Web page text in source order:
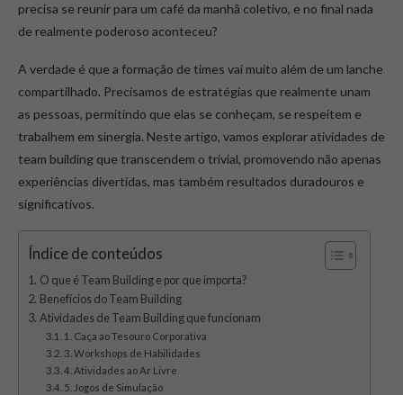
precisa se reunir para um café da manhã coletivo, e no final nada
de realmente poderoso aconteceu?
A verdade é que a formação de times vai muito além de um lanche
compartilhado. Precisamos de estratégias que realmente unam
as pessoas, permitindo que elas se conheçam, se respeitem e
trabalhem em sinergia. Neste artigo, vamos explorar atividades de
team building que transcendem o trivial, promovendo não apenas
experiências divertidas, mas também resultados duradouros e
significativos.
Índice de conteúdos
O que é Team Building e por que importa?
Benefícios do Team Building
Atividades de Team Building que funcionam
1. Caça ao Tesouro Corporativa
3. Workshops de Habilidades
4. Atividades ao Ar Livre
5. Jogos de Simulação